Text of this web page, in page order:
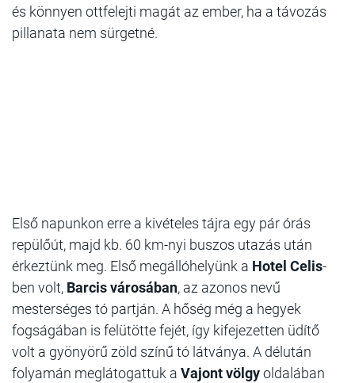
és könnyen ottfelejti magát az ember, ha a távozás
pillanata nem sürgetné.
Első napunkon erre a kivételes tájra egy pár órás
repülőút, majd kb. 60 km-nyi buszos utazás után
érkeztünk meg. Első megállóhelyünk a Hotel Celis-
ben volt, Barcis városában, az azonos nevű
mesterséges tó partján. A hőség még a hegyek
fogságában is felütötte fejét, így kifejezetten üdítő
volt a gyönyörű zöld színű tó látványa. A délután
folyamán meglátogattuk a Vajont völgyoldalában